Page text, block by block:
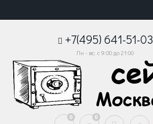
+7(495) 641-51-03
Пн - вс: с 9:00 до 21:00
0 0